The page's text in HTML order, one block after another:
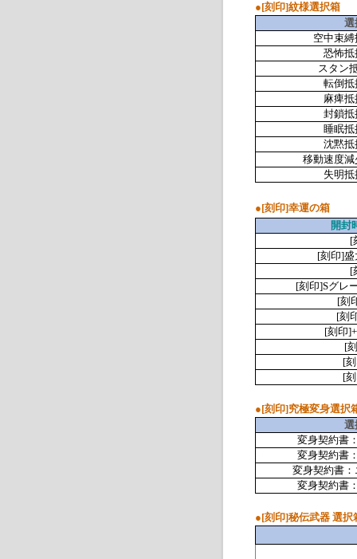
●[刻印]紋様選択箱
選
空中束
恐怖抵
スタン
転倒抵
麻痺
封鎖抵
睡眠
沈黙抵
移動速度
失明
●[刻印]幸運の箱
開封
[
[刻印]盛
[
[刻印]Sグレ
[刻
[刻
[刻印
[
[
[
●[刻印]究極変身選択
選
変身契約書
変身契約書
変身契約書
変身契約書
●[刻印]秘伝武器 選択